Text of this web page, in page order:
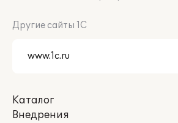
Другие сайты 1С
Каталог
Внедрения